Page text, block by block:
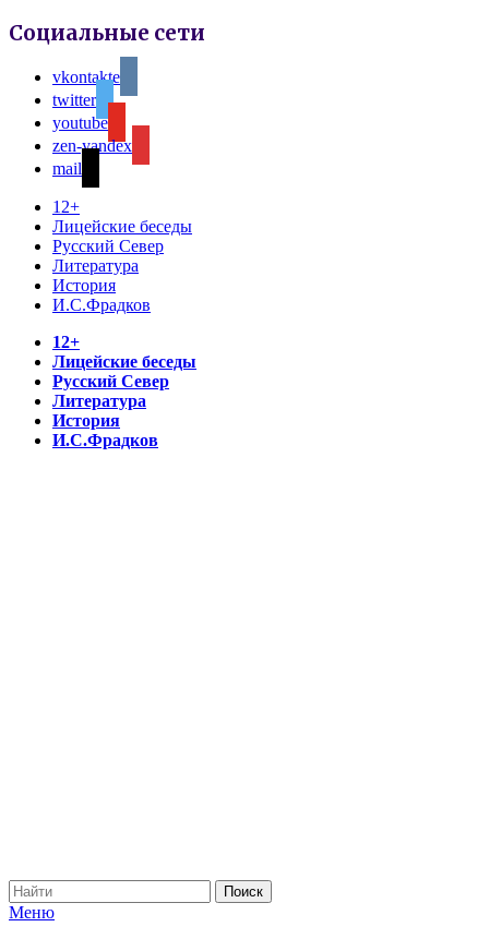
Социальные сети
vkontakte
twitter
youtube
zen-yandex
mail
12+
Лицейские беседы
Русский Север
Литература
История
И.С.Фрадков
12+
Лицейские беседы
Русский Север
Литература
История
И.С.Фрадков
Меню